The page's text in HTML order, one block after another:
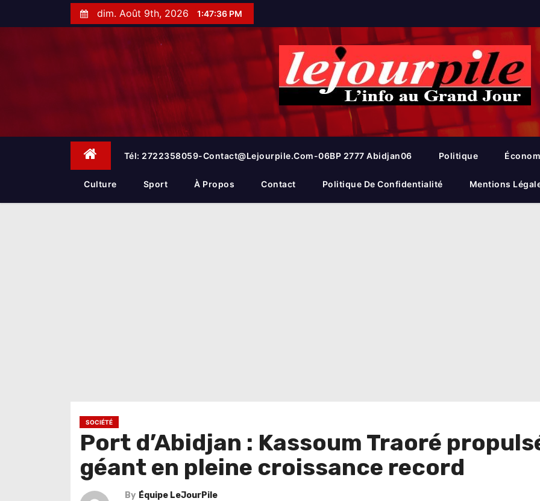
t
dim. Août 9th, 2026 1:47:37 PM
Tél: 2722358059-Contact@lejourpile.com-06BP 2777 Abidjan06 Politique
Culture Sport À Propos Contact Politique De Confidentialité Mentions
SOCIÉTÉ
Port d’Abidjan : Kassoum Traoré
géant en pleine croissance record
By Équipe LeJourPile